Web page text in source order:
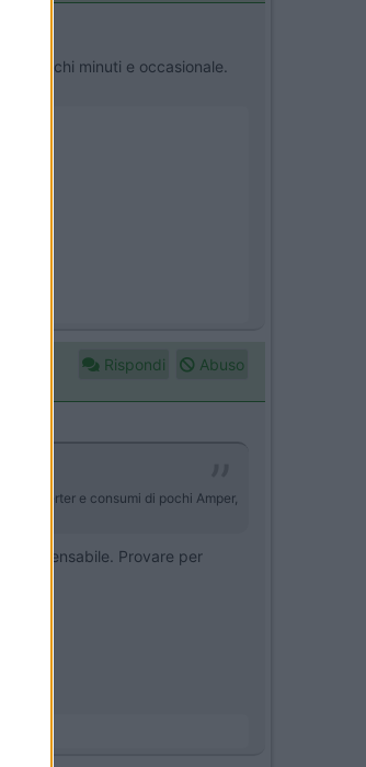
di pochi minuti e occasionale.
Rispondi Abuso
inverter e consumi di pochi Amper,
Provare per